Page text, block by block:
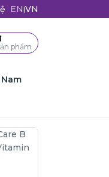
EN|VN
phẩm